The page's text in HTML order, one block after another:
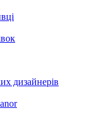
дизайнерів